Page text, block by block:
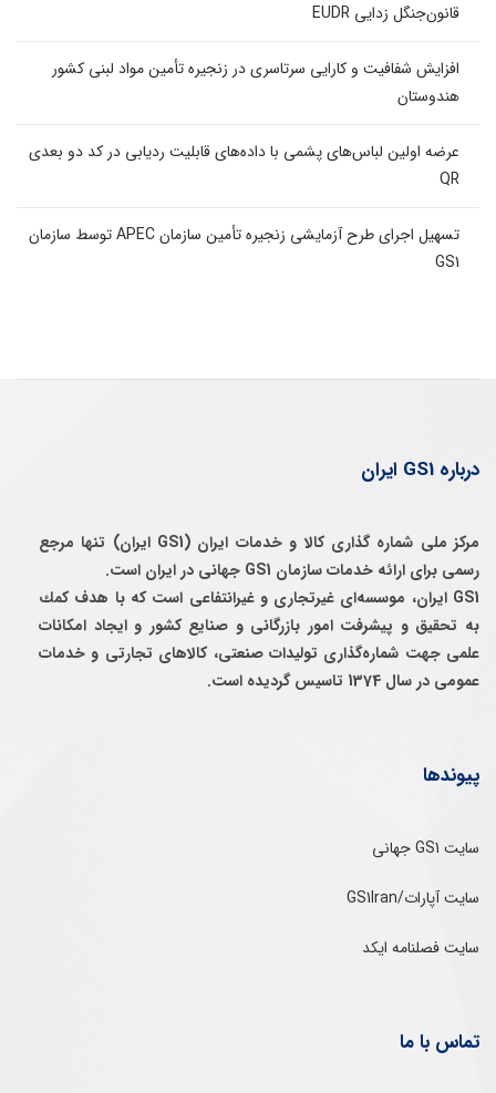
قانون‌جنگل زدایی EUDR
افزایش شفافیت و کارایی سرتاسری در زنجیره تأمین مواد لبنی کشور
هندوستان
عرضه اولین لباس‌های پشمی با داده‌های قابلیت ردیابی در کد دو بعدی
QR
تسهیل اجرای طرح آزمایشی زنجیره تأمین سازمان APEC توسط سازمان
GS1
درباره GS1 ایران
مرکز ملی شماره گذاری کالا و خدمات ایران (GS1 ایران) تنها مرجع
رسمی برای ارائه خدمات سازمان GS1 جهانی در ایران است.
GS1 ایران، موسسه‌ای غيرتجاری و غيرانتفاعی است كه با هدف كمك
به تحقيق و پيشرفت امور بازرگانی و صنايع كشور و ايجاد امكانات
علمی جهت شماره‌گذاری توليدات صنعتی، كالاهای تجارتی و خدمات
عمومی در سال 1374 تاسيس گرديده است.
پیوندها
سایت GS1 جهانی
سایت آپارات/GS1Iran
سایت فصلنامه ایکد
تماس با ما